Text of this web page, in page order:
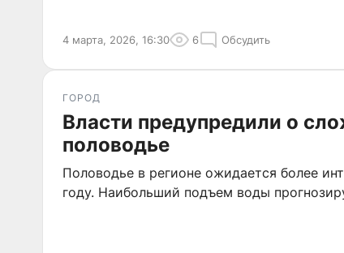
4 марта, 2026, 16:30 6 Обсудить
ГОРОД
Власти предупредили о
половодье
Половодье в регионе ожидается более
году. Наибольший подъем воды